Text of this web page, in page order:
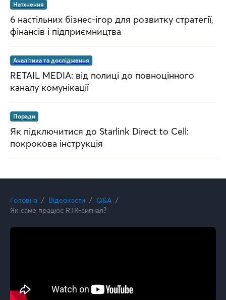
Натхнення
6 настільних бізнес-ігор для розвитку стратегії,
фінансів і підприємництва
Аналітика та дослідження
RETAIL MEDIA: від полиці до повноцінного
каналу комунікації
Поради
Як підключитися до Starlink Direct to Cell:
покрокова інструкція
Головна Відеокасти
Q&A
Як саме працює RTK-сигнал?